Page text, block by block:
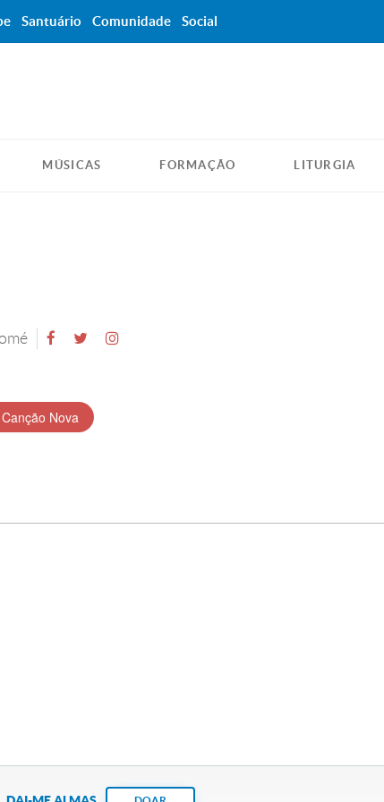
MÚSICAS FORMAÇÃO LITURGIA
Nova
Santuário Comunidade Social